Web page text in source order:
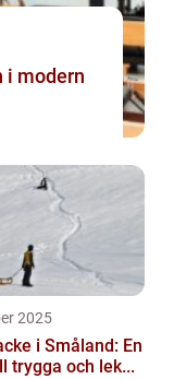
i modern
2025
i Småland: En
trygga och lek...